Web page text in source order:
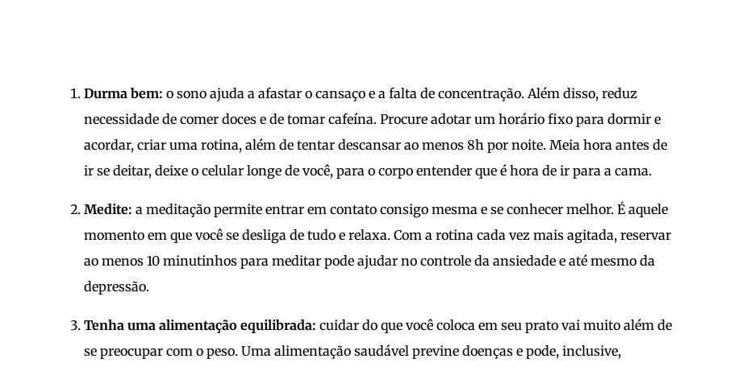
Durma bem: o sono ajuda a afastar o cansaço e a falta de concentração. Além disso, reduz
necessidade de comer doces e de tomar cafeína. Procure adotar um horário fixo para dormir e
acordar, criar uma rotina, além de tentar descansar ao menos 8h por noite. Meia hora antes de
ir se deitar, deixe o celular longe de você, para o corpo entender que é hora de ir para a cama.
Medite: a meditação permite entrar em contato consigo mesma e se conhecer melhor. É aquele
momento em que você se desliga de tudo e relaxa. Com a rotina cada vez mais agitada, reservar
ao menos 10 minutinhos para meditar pode ajudar no controle da ansiedade e até mesmo da
depressão.
Tenha uma alimentação equilibrada: cuidar do que você coloca em seu prato vai muito além de
se preocupar com o peso. Uma alimentação saudável previne doenças e pode, inclusive,